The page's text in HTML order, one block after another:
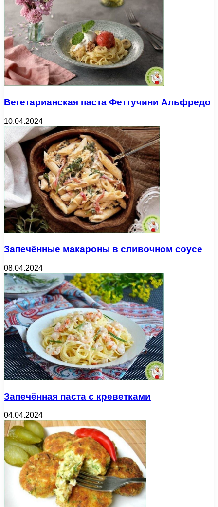
Вегетарианская паста Феттучини Альфредо
10.04.2024
Запечённые макароны в сливочном соусе
08.04.2024
Запечённая паста с креветками
04.04.2024